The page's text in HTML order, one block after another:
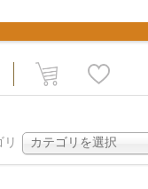
リ カテゴリを選択